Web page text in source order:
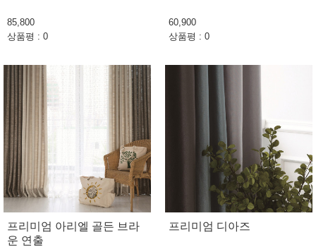
85,800
상품평 : 0
60,900
상품평 : 0
프리미엄 아리엘 골든 브라
운 연출
프리미엄 디아즈